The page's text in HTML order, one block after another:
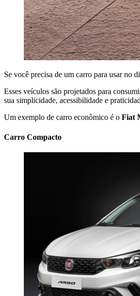
Se você precisa de um carro para usar no
Esses veículos são projetados para
sua simplicidade, acessibilidade e
Um exemplo de carro econômico é o Fiat
Carro Compacto